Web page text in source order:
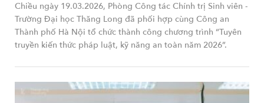
Chiều ngày 19.03.2026, Phòng Công tác Chính trị Sinh viên -
Trường Đại học Thăng Long đã phối hợp cùng Công an
Thành phố Hà Nội tổ chức thành công chương trình “Tuyên
truyền kiến thức pháp luật, kỹ năng an toàn năm 2026”.